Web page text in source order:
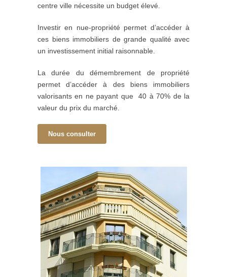
centre ville nécessite un budget élevé.
Investir en nue-propriété permet d’accéder à
ces biens immobiliers de grande qualité avec
un investissement initial raisonnable.
La durée du démembrement de propriété
permet d’accéder à des biens immobiliers
valorisants en ne payant que 40 à 70% de la
valeur du prix du marché.
Nous consulter